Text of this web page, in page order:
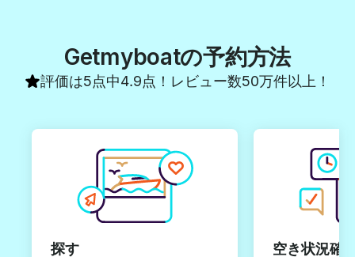
Getmyboatの予約方法
評価は5点中4.9点！レビュー数50万件以上！
探す 空き状況確